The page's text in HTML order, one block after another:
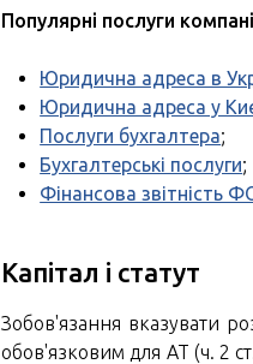
Популярні послуги
Юридична адреса в
Юридична адреса у
Послуги бухгалтера;
Бухгалтерські послуги;
Фінансова звітність
Капітал і статут
Зобов'язання вказувати
обов'язковим для АТ (ч. 2